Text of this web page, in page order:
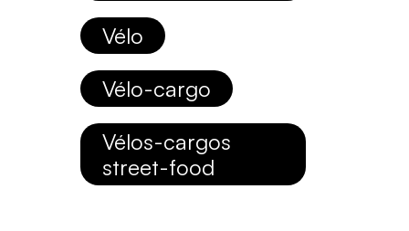
Vélo
Vélo-cargo
Vélos-cargos
street-food